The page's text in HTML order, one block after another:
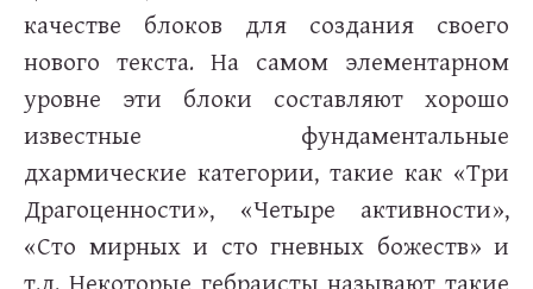
качестве блоков для создания своего
нового текста. На самом элементарном
уровне эти блоки составляют хорошо
известные фундаментальные
дхармические категории, такие как «Три
Драгоценности», «Четыре активности»,
«Сто мирных и сто гневных божеств» и